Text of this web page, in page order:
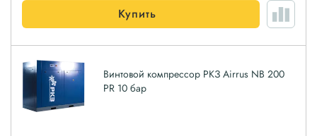
Купить
Винтовой компрессор РКЗ Airrus NB 200
PR 10 бар